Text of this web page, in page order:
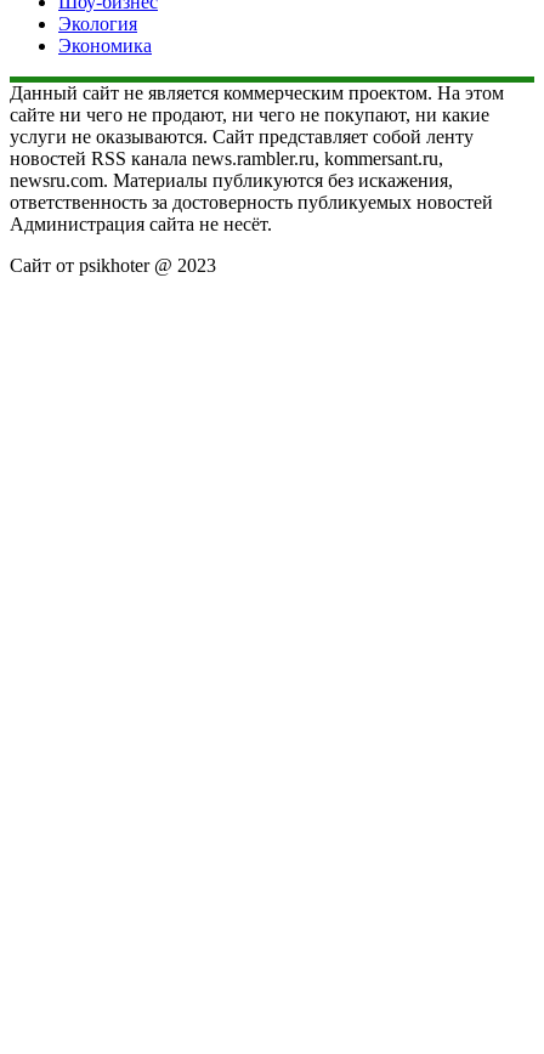
Экология
Экономика
Данный сайт не является коммерческим проектом. На этом
сайте ни чего не продают, ни чего не покупают, ни какие
услуги не оказываются. Сайт представляет собой ленту
новостей RSS канала news.rambler.ru, kommersant.ru,
newsru.com. Материалы публикуются без искажения,
ответственность за достоверность публикуемых новостей
Администрация сайта не несёт.
Сайт от psikhoter @ 2023